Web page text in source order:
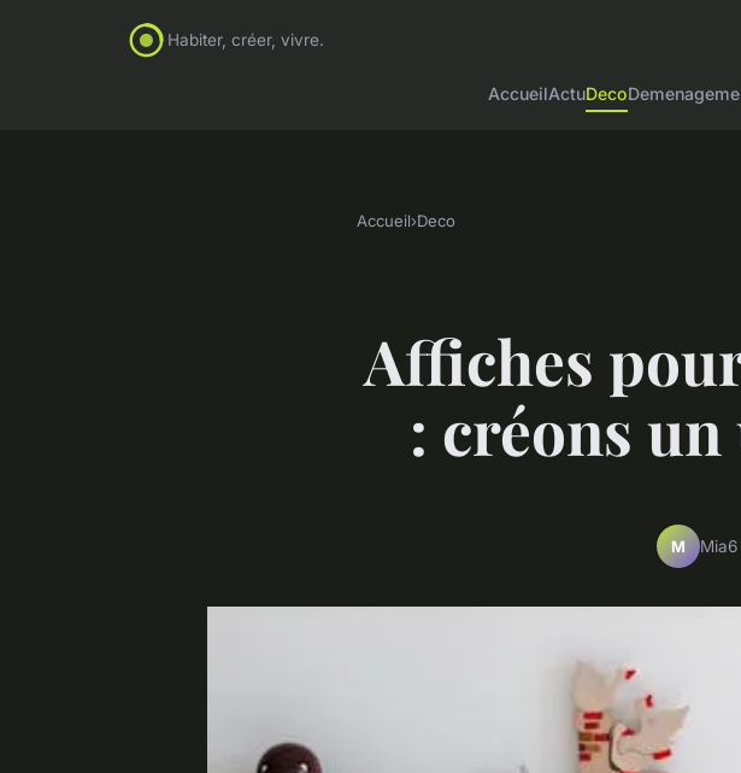
Habiter, créer, vivre.
AccueilActuDeco
Accueil›Deco
Affiches
: créons
M Mia6